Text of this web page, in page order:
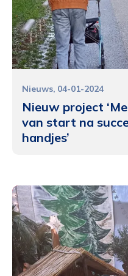
Nieuw project
van start na
handjes’
Nieuws 04-01-2024